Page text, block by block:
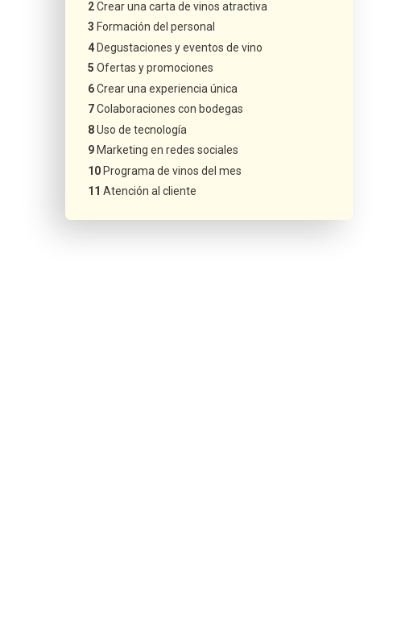
Crear una carta de vinos atractiva
Formación del personal
Degustaciones y eventos de vino
Ofertas y promociones
Crear una experiencia única
Colaboraciones con bodegas
Uso de tecnología
Marketing en redes sociales
Programa de vinos del mes
Atención al cliente